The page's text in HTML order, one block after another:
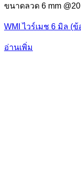
ขนาดลวด 6 mm @20
WMI ไวร์เมช 6 มิล (
อ่านเพิ่ม